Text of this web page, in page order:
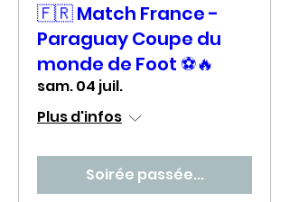
🇫🇷 Match France -
Paraguay Coupe du
monde de Foot ⚽🔥
sam. 04 juil.
Plus d'infos
Soirée passée...